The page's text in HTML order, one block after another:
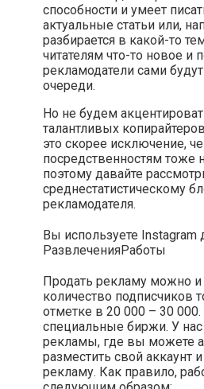
способности и умеет
актуальные статьи или,
разбирается в какой-то
читателям что-то новое и
рекламодатели сами
очереди.
Но не будем
талантливых
это скорее исключение,
посредственностям тоже
поэтому давайте
среднестатистическому
рекламодателя.
Вы используете
РазвлеченияРаботы
Продать рекламу можно
количество подписчиков
отметке в 20 000 – 30
специальные биржи. У нас
рекламы, где вы можете
разместить свой аккаунт
рекламу. Как правило,